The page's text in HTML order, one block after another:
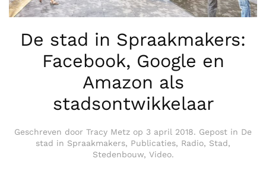
De stad in Spraakmakers:
Facebook, Google en
Amazon als
stadsontwikkelaar
Geschreven door Tracy Metz op 3 april 2018. Gepost in De
stad in Spraakmakers, Publicaties, Radio, Stad,
Stedenbouw, Video.